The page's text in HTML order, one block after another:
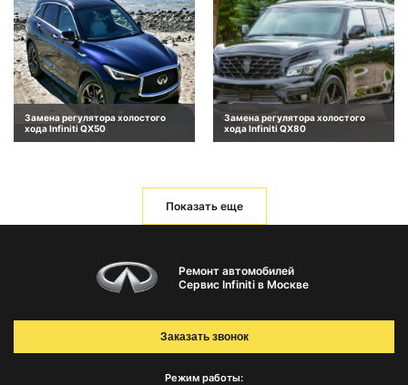
Замена регулятора холостого
хода Infiniti QX50
Замена регулятора холостого
хода Infiniti QX80
Показать еще
Ремонт автомобилей
Сервис Infiniti в Москве
Режим работы:
Заказать звонок